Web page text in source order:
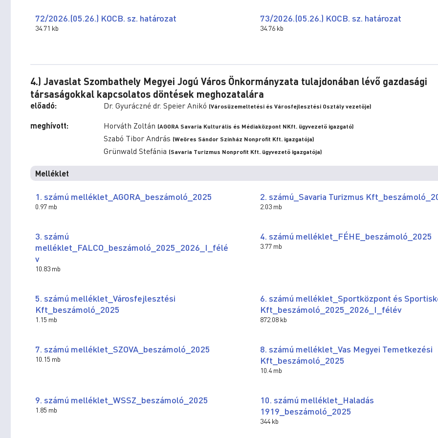
72/2026.(05.26.) KOCB. sz. határozat
34.71 kb
73/2026.(05.26.) KOCB. sz. határozat
34.76 kb
4.) Javaslat Szombathely Megyei Jogú Város Önkormányzata tulajdonában lévő gazdasági
társaságokkal kapcsolatos döntések meghozatalára
előadó: Dr. Gyuráczné dr. Speier Anikó (Városüzemeltetési és Városfejlesztési Osztály vezetője)
meghívott: Horváth Zoltán (AGORA Savaria Kulturális és Médiaközpont NKft. ügyvezető igazgató)
Szabó Tibor András (Weöres Sándor Színház Nonprofit Kft. igazgatója)
Grünwald Stefánia (Savaria Turizmus Nonprofit Kft. ügyvezető igazgatója)
Melléklet
1. számú melléklet_AGORA_beszámoló_2025
0.97 mb
2. számú_Savaria Turizmus
2.03 mb
3. számú
melléklet_FALCO_beszámoló_2025_2026_I_félé
v
10.83 mb
4. számú melléklet_FÉHE_beszámoló_2025
3.77 mb
5. számú melléklet_Városfejlesztési
Kft_beszámoló_2025
1.15 mb
6. számú melléklet_Sportközpont és
Kft_beszámoló_2025_2026_I_félév
872.08 kb
7. számú melléklet_SZOVA_beszámoló_2025
10.15 mb
8. számú melléklet_Vas Megyei Temetkezési
Kft_beszámoló_2025
10.4 mb
9. számú melléklet_WSSZ_beszámoló_2025
1.85 mb
10. számú melléklet_Haladás
1919_beszámoló_2025
344 kb